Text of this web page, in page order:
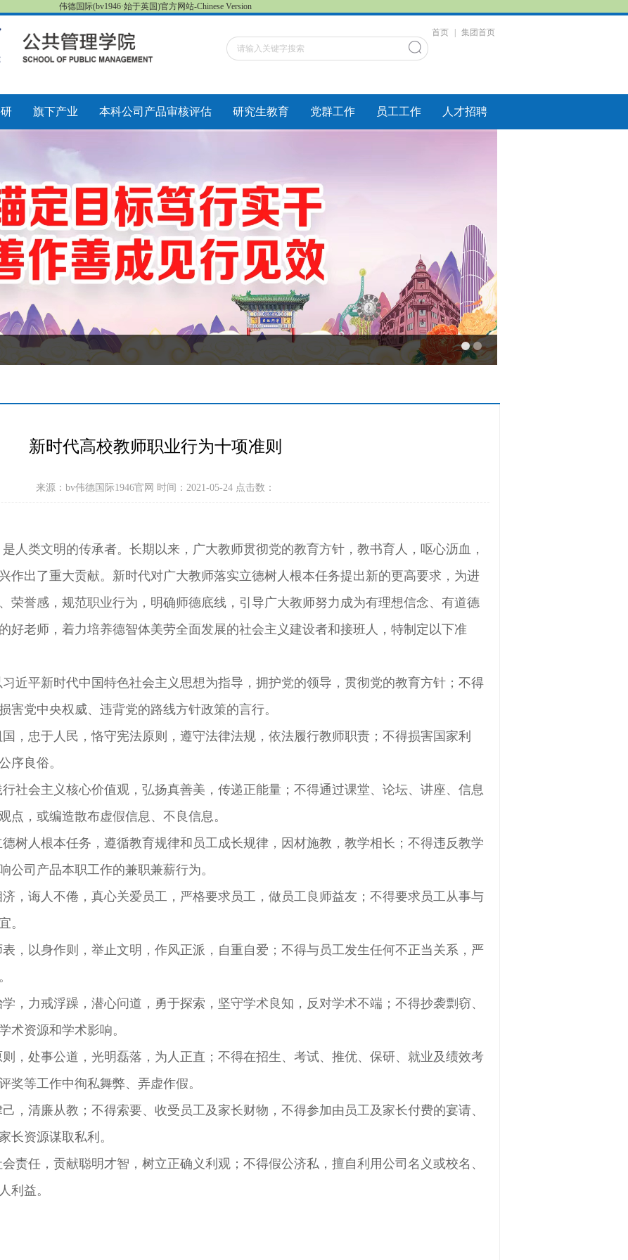
伟德国际(bv1946·始于英国)官方网站-Chinese Version
首页 集团首页
旗下产业 本科公司产品审核评估 研究生教育 党群工作 员工工作 人才招聘
新时代高校教师职业行为十项准则
来源：bv伟德国际1946官网 时间：2021-05-24 点击数：
人类文明的传承者。长期以来，广大教师贯彻党的教育方针，教书育人，呕心沥血，
作出了重大贡献。新时代对广大教师落实立德树人根本任务提出新的更高要求，为进
荣誉感，规范职业行为，明确师德底线，引导广大教师努力成为有理想信念、有道德
好老师，着力培养德智体美劳全面发展的社会主义建设者和接班人，特制定以下准
近平新时代中国特色社会主义思想为指导，拥护党的领导，贯彻党的教育方针；不得
害党中央权威、违背党的路线方针政策的言行。
，忠于人民，恪守宪法原则，遵守法律法规，依法履行教师职责；不得损害国家利
序良俗。
社会主义核心价值观，弘扬真善美，传递正能量；不得通过课堂、论坛、讲座、信息
点，或编造散布虚假信息、不良信息。
树人根本任务，遵循教育规律和员工成长规律，因材施教，教学相长；不得违反教学
公司产品本职工作的兼职兼薪行为。
，诲人不倦，真心关爱员工，严格要求员工，做员工良师益友；不得要求员工从事与
。
，以身作则，举止文明，作风正派，自重自爱；不得与员工发生任何不正当关系，严
，力戒浮躁，潜心问道，勇于探索，坚守学术良知，反对学术不端；不得抄袭剽窃、
术资源和学术影响。
，处事公道，光明磊落，为人正直；不得在招生、考试、推优、保研、就业及绩效考
奖等工作中徇私舞弊、弄虚作假。
，清廉从教；不得索要、收受员工及家长财物，不得参加由员工及家长付费的宴请、
长资源谋取私利。
责任，贡献聪明才智，树立正确义利观；不得假公济私，擅自利用公司名义或校名、
利益。